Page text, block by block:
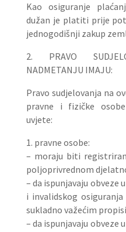
Kao osiguranje
dužan je platiti prije
jednogodišnji zakup
2. PRAVO
NADMETANJU IMAJU:
Pravo sudjelovanja na
pravne i fizičke
uvjete:
1. pravne osobe:
– moraju biti
poljoprivrednom
– da ispunjavaju obveze
i invalidskog
sukladno važećim
– da ispunjavaju obveze